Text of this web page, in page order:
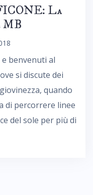
La
MB
e benvenuti al
si discute dei
quando
di percorrere linee
del sole per più di